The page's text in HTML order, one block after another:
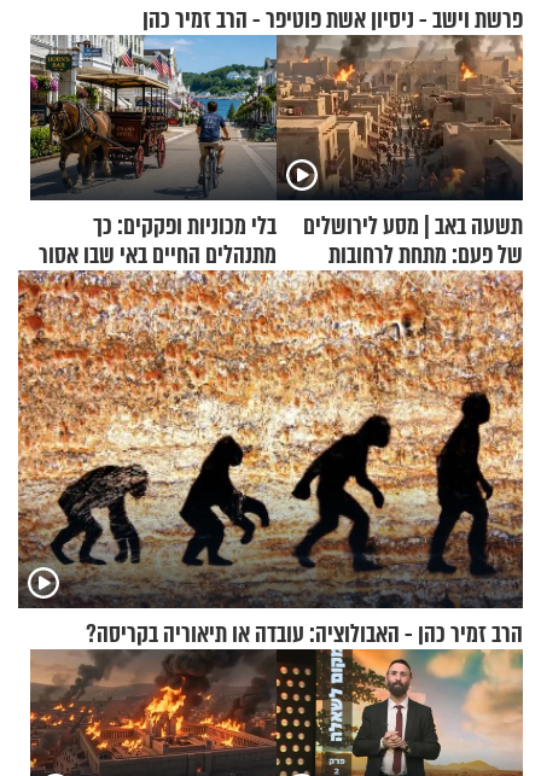
פרשת וישב - ניסיון אשת פוטיפר - הרב זמיר כהן
תשעה באב | מסע לירושלים
של פעם: מתחת לרחובות
ירושלים
בלי מכוניות ופקקים: כך
מתנהלים החיים באי שבו אסור
לנהוג כבר יותר מ-120 שנה
הרב זמיר כהן - האבולוציה: עובדה או תיאוריה בקריסה?